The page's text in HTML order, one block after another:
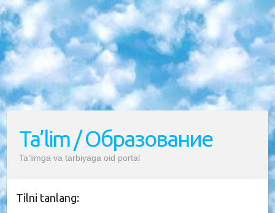
Ta’lim / Образование
Ta’limga va tarbiyaga oid portal
Tilni tanlang: